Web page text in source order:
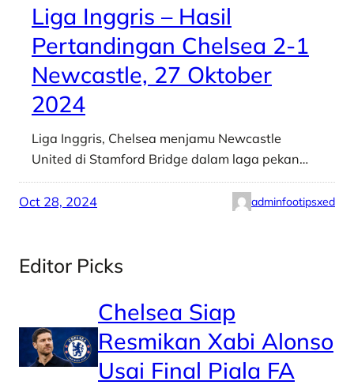
Liga Inggris – Hasil
Pertandingan Chelsea 2-1
Newcastle, 27 Oktober
2024
Liga Inggris, Chelsea menjamu Newcastle
United di Stamford Bridge dalam laga pekan…
Oct 28, 2024 adminfootipsxed
Editor Picks
Chelsea Siap
Resmikan Xabi Alonso
Usai Final Piala FA